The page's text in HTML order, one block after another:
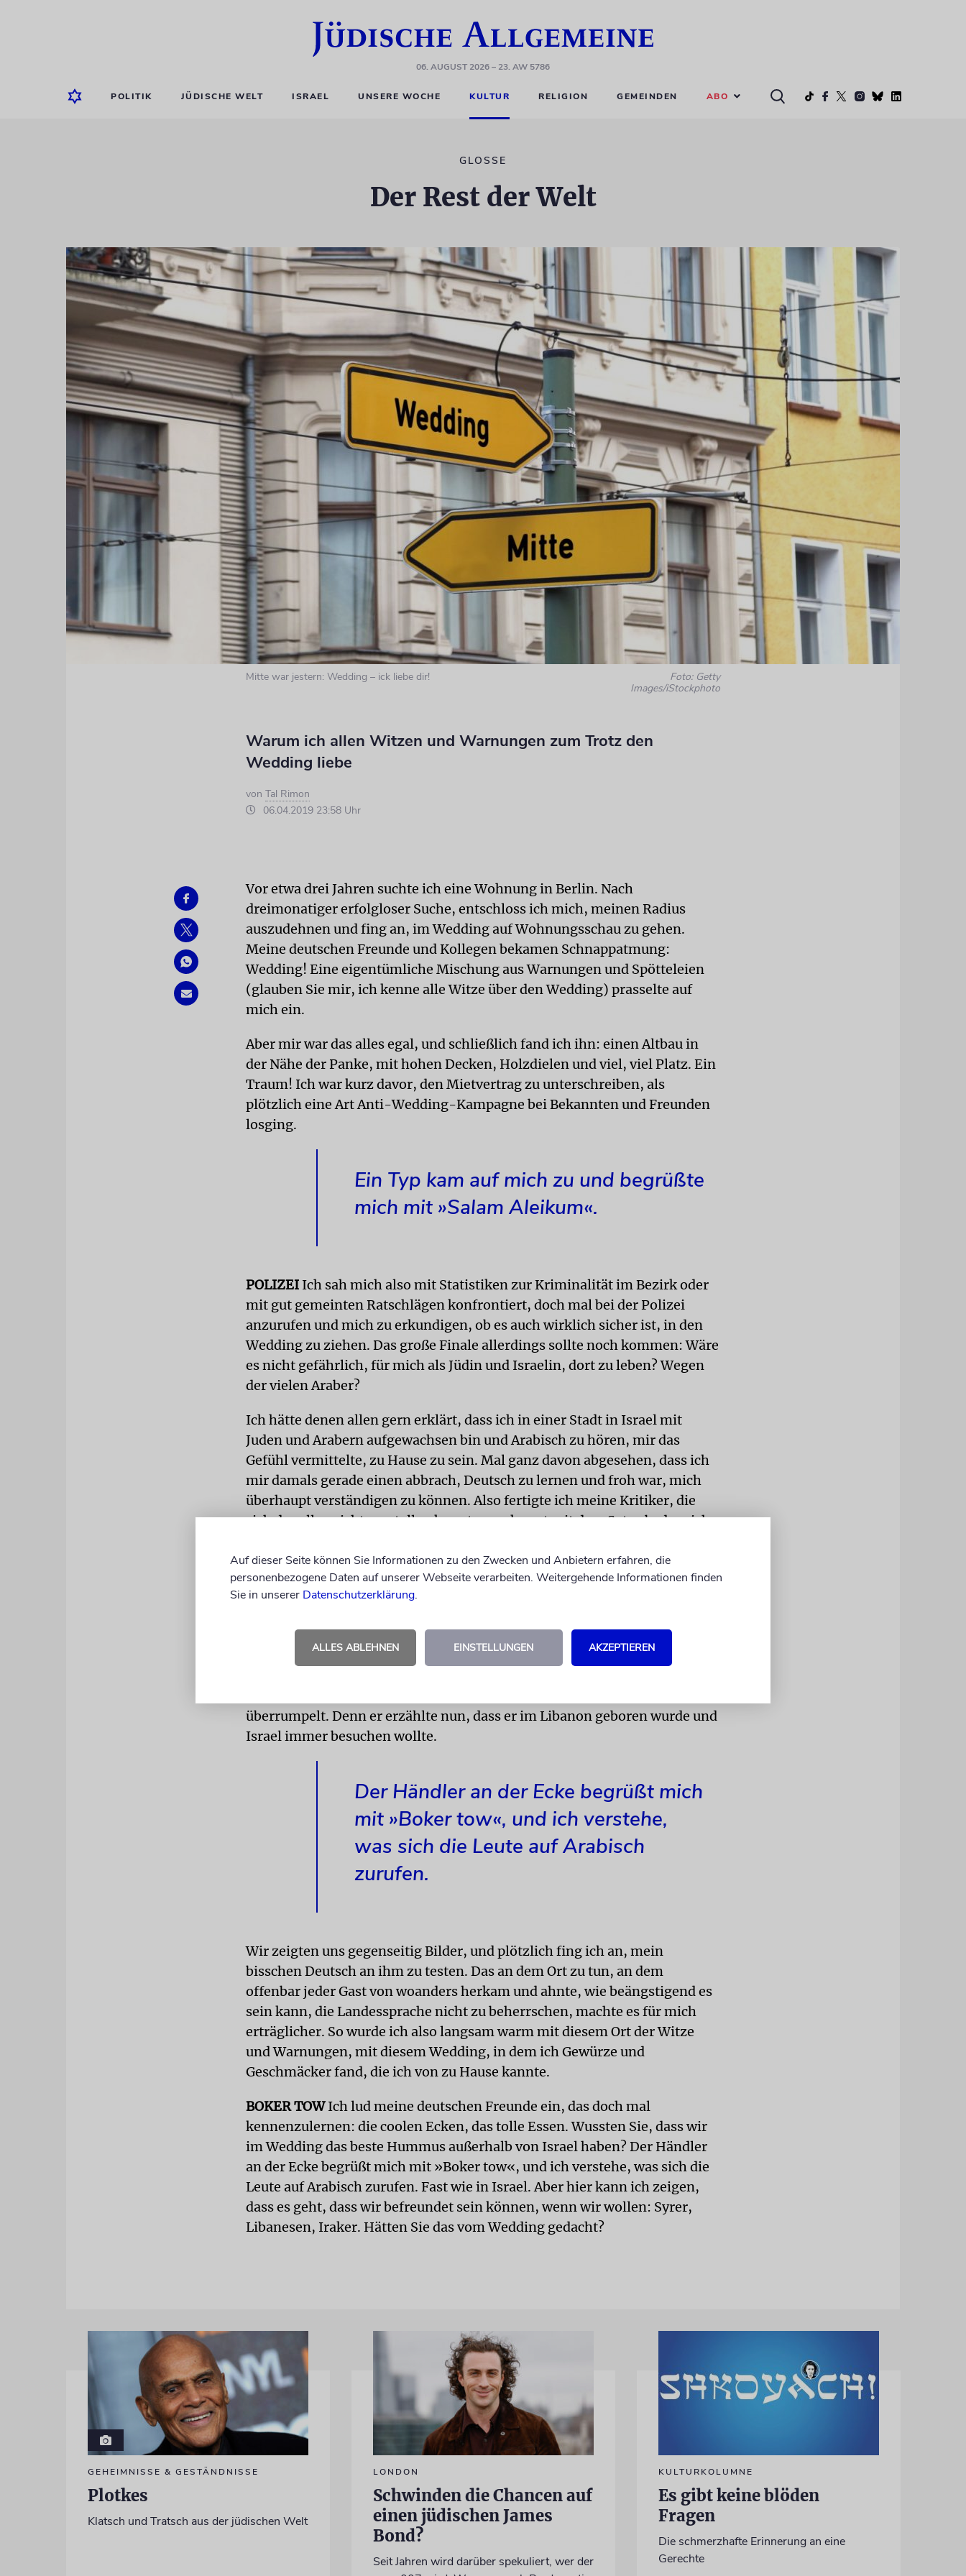
06. AUGUST 2026– 23. AW 5786
POLITIK JÜDISCHE WELT ISRAEL UNSERE WOCHE KULTUR RELIGION GEMEINDEN ABO
GLOSSE
Der Rest der Welt
Mitte war jestern: Wedding – ick liebe dir!
Foto: Getty
Images/iStockphoto
Warum ich allen Witzen und Warnungen zum Trotz den
Wedding liebe
von Tal Rimon
06.04.2019 23:58 Uhr
Vor etwa drei Jahren suchte ich eine Wohnung in Berlin. Nach
dreimonatiger erfolgloser Suche, entschloss ich mich, meinen Radius
auszudehnen und fing an, im Wedding auf Wohnungsschau zu gehen.
Meine deutschen Freunde und Kollegen bekamen Schnappatmung:
Wedding! Eine eigentümliche Mischung aus Warnungen und Spötteleien
(glauben Sie mir, ich kenne alle Witze über den Wedding) prasselte auf
mich ein.
Aber mir war das alles egal, und schließlich fand ich ihn: einen Altbau in
der Nähe der Panke, mit hohen Decken, Holzdielen und viel, viel Platz. Ein
Traum! Ich war kurz davor, den Mietvertrag zu unterschreiben, als
plötzlich eine Art Anti-Wedding-Kampagne bei Bekannten und Freunden
losging.
Ein Typ kam auf mich zu und begrüßte
mich mit »Salam Aleikum«.
POLIZEI Ich sah mich also mit Statistiken zur Kriminalität im Bezirk oder
mit gut gemeinten Ratschlägen konfrontiert, doch mal bei der Polizei
anzurufen und mich zu erkundigen, ob es auch wirklich sicher ist, in den
Wedding zu ziehen. Das große Finale allerdings sollte noch kommen: Wäre
es nicht gefährlich, für mich als Jüdin und Israelin, dort zu leben? Wegen
der vielen Araber?
Ich hätte denen allen gern erklärt, dass ich in einer Stadt in Israel mit
Juden und Arabern aufgewachsen bin und Arabisch zu hören, mir das
Gefühl vermittelte, zu Hause zu sein. Mal ganz davon abgesehen, dass ich
mir damals gerade einen abbrach, Deutsch zu lernen und froh war, mich
überhaupt verständigen zu können. Also fertigte ich meine Kritiker, die
sich das alles nicht vorstellen konnten, gekonnt mit dem Satz ab, dass ich
PIZZAAm Tag des Umzugs war ich müde und hungrig. Mit letzter noch
verbliebener Energie ging ich in eine kleine Pizzeria. Ein Typ kam auf mich
– ohne groß nachzudenken – auf Arabisch. Alle starrten mich an. Etwas
verblüfft fragte er, ob ich dort essen wolle oder die Pizza mit nach Hause
überrumpelt. Denn er erzählte nun, dass er im Libanon geboren wurde und
Israel immer besuchen wollte.
Der Händler an der Ecke begrüßt mich
mit »Boker tow«, und ich verstehe,
was sich die Leute auf Arabisch
zurufen.
Wir zeigten uns gegenseitig Bilder, und plötzlich fing ich an, mein
bisschen Deutsch an ihm zu testen. Das an dem Ort zu tun, an dem
offenbar jeder Gast von woanders herkam und ahnte, wie beängstigend es
sein kann, die Landessprache nicht zu beherrschen, machte es für mich
erträglicher. So wurde ich also langsam warm mit diesem Ort der Witze
und Warnungen, mit diesem Wedding, in dem ich Gewürze und
Geschmäcker fand, die ich von zu Hause kannte.
BOKER TOWIch lud meine deutschen Freunde ein, das doch mal
kennenzulernen: die coolen Ecken, das tolle Essen. Wussten Sie, dass wir
im Wedding das beste Hummus außerhalb von Israel haben? Der Händler
an der Ecke begrüßt mich mit »Boker tow«, und ich verstehe, was sich die
Leute auf Arabisch zurufen. Fast wie in Israel. Aber hier kann ich zeigen,
dass es geht, dass wir befreundet sein können, wenn wir wollen: Syrer,
Libanesen, Iraker. Hätten Sie das vom Wedding gedacht?
GEHEIMNISSE & GESTÄNDNISSE
Plotkes
Klatsch und Tratsch aus der jüdischen Welt
LONDON
Schwinden die Chancen auf
einen jüdischen James
Bond?
Seit Jahren wird darüber spekuliert, wer der
KULTURKOLUMNE
Es gibt keine blöden
Fragen
Die schmerzhafte Erinnerung an eine
Gerechte
Auf dieser Seite können Sie Informationen zu den Zwecken und Anbietern erfahren, die
personenbezogene Daten auf unserer Webseite verarbeiten. Weitergehende Informationen finden
Sie in unserer Datenschutzerklärung.
ALLES ABLEHNEN EINSTELLUNGEN AKZEPTIEREN